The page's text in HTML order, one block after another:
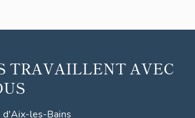
TRAVAILLENT AVEC
les-Bains